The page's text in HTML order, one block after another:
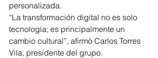
personalizada.
“La transformación digital no es solo
tecnología; es principalmente un
cambio cultural”, afirmó Carlos Torres
Vila, presidente del grupo.